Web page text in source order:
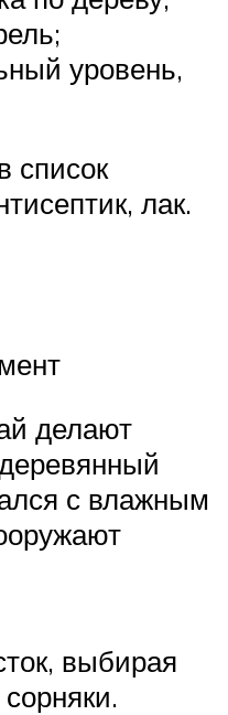
уровень,
список
лак.
делают
с влажным
выбирая